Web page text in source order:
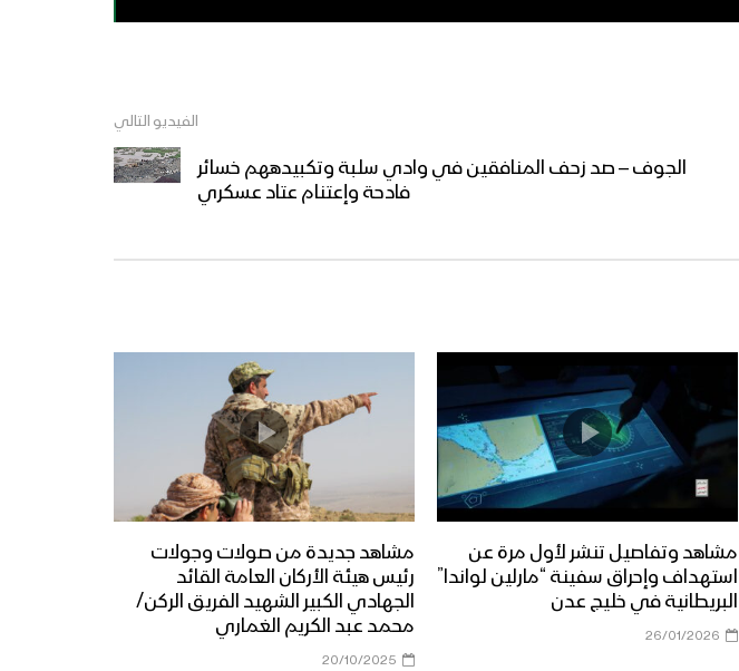
الفيديو التالي
الجوف – صد زحف المنافقين في وادي سلبة وتكبيدههم خسائر
فادحة وإعتنام عتاد عسكري
مشاهد وتفاصيل تنشر لأول مرة عن
استهداف وإحراق سفينة “مارلين لواندا”
البريطانية في خليج عدن
26/01/2026
مشاهد جديدة من صولات وجولات
رئيس هيئة الأركان العامة القائد
الجهادي الكبير الشهيد الفريق الركن/
محمد عبد الكريم الغماري
20/10/2025